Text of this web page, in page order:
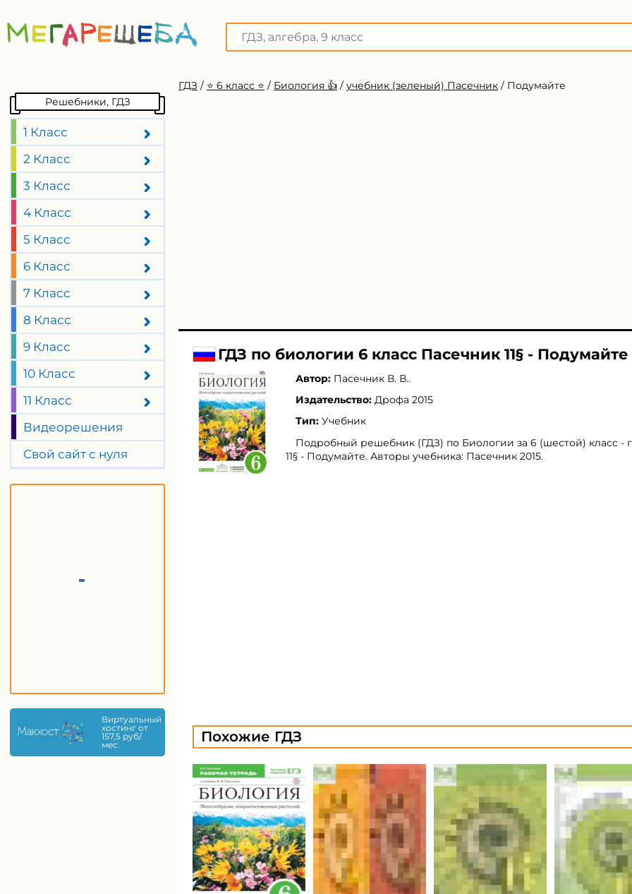
Решебники, ГДЗ
1 Класс
2 Класс
3 Класс
4 Класс
5 Класс
6 Класс
7 Класс
8 Класс
9 Класс
10 Класс
11 Класс
Видеорешения
Свой сайт с нуля
Виртуальный
хостинг от
157,5 руб/
мес.
ГДЗ / ⭐️ 6 класс ⭐️ / Биология 👍 / учебник (зеленый) Пасечник / Подумайте
ГДЗ по биологии 6 класс Пасечник 11§ - Подумайте
Автор: Пасечник В. В..
Издательство: Дрофа 2015
Тип: Учебник
Подробный решебник (ГДЗ) по Биологии за 6 (шестой) класс -
11§ - Подумайте. Авторы учебника: Пасечник 2015.
Похожие ГДЗ